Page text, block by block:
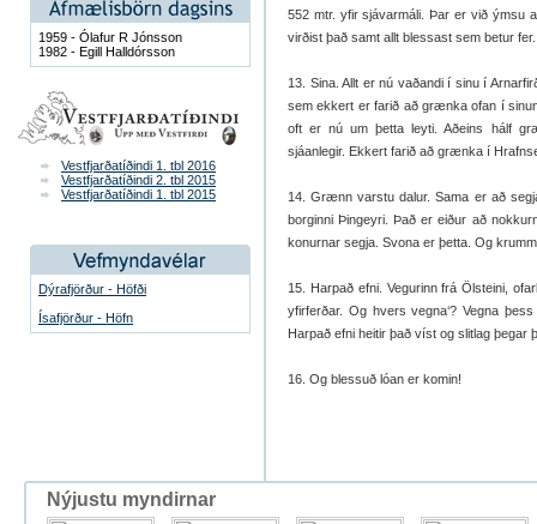
1959 - Ólafur R Jónsson
1982 - Egill Halldórsson
Vestfjarðatíðindi 1. tbl 2016
Vestfjarðatíðindi 2. tbl 2015
Vestfjarðatíðindi 1. tbl 2015
Dýrafjörður - Höfði
Ísafjörður - Höfn
552 mtr. yfir sjávarmáli. Þar er við ýmsu
virðist það samt allt blessast sem betur fer.
13. Sina. Allt er nú vaðandi í sinu í
sem ekkert er farið að grænka ofan í
oft er nú um þetta leyti. Aðeins hálf
sjáanlegir. Ekkert farið að grænka í
14. Grænn varstu dalur. Sama er að
borginni Þingeyri. Það er eiður að
konurnar segja. Svona er þetta. Og
15. Harpað efni. Vegurinn frá Ölsteini,
yfirferðar. Og hvers vegna‘? Vegna
Harpað efni heitir það víst og slitlag þegar
16. Og blessuð lóan er komin!
Nýjustu myndirnar